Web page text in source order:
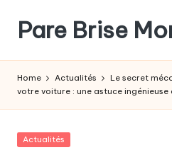
content
Pare Brise
Home Actualités
Le secret
votre voiture : une astuce
Posted
Actualités